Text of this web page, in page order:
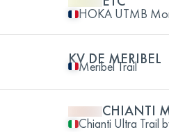
HOKA UTMB
KV DE MERIBEL
Meribel Trail
CHIANTI
Chianti Ultra Trail